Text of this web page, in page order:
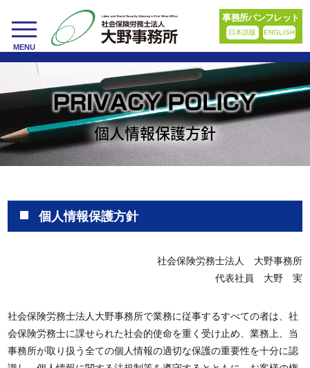
toggle
navigation
MENU
事務所パンフレット
日本語版 ENGLISH
個人情報保護方針
個人情報保護方針
社会保険労務士法人 大野事務所
代表社員 大野 実
社会保険労務士法人大野事務所で業務に従事するすべての者は、社
会保険労務士に課せられた社会的使命を重く受け止め、業務上、当
事務所が取り扱う全ての個人情報の適切な保護の重要性を十分に認